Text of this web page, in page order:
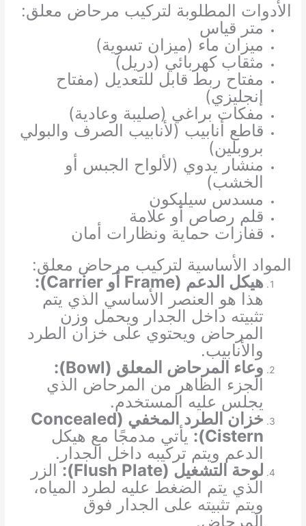
الأدوات المطلوبة لتركيب مرحاض معلق:
متر قياس
ميزان ماء (ميزان تسوية)
مثقاب كهربائي (دريل)
مفتاح ربط قابل للتعديل (مفتاح
إنجليزي)
مفكات براغي (صليبة وعادية)
قاطع أنابيب (لأنابيب الصرف والبولي
بروبلين)
منشار يدوي (لألواح الجبس أو
الخشب)
مسدس سيليكون
قلم رصاص أو علامة
قفازات حماية ونظارات أمان
المواد الأساسية لتركيب مرحاض معلق:
هيكل الدعم (Frame أو Carrier):
هذا هو العنصر الأساسي الذي يتم
تثبيته داخل الجدار ويحمل وزن
المرحاض ويحتوي على خزان الطرد
والأنابيب.
وعاء المرحاض المعلق (Bowl):
الجزء الظاهر من المرحاض الذي
يجلس عليه المستخدم.
خزان الطرد المخفي (Concealed
Cistern):
يأتي مدمجًا مع هيكل
الدعم ويتم تركيبه داخل الجدار.
لوحة التشغيل (Flush Plate):
الزر
الذي يتم الضغط عليه لطرد المياه،
ويتم تثبيته على الجدار فوق
المرحاض.